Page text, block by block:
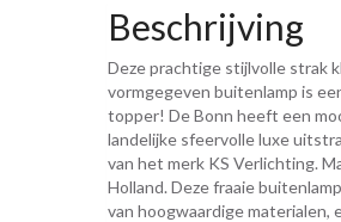
Beschrijving
Deze prachtige stijlvolle strak
vormgegeven buitenlamp is
topper! De Bonn heeft een
landelijke sfeervolle luxe
van het merk KS Verlichting.
Holland. Deze fraaie
van hoogwaardige materialen,